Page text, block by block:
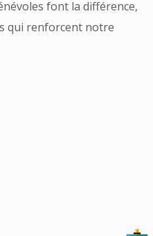
font la différence,
qui renforcent notre